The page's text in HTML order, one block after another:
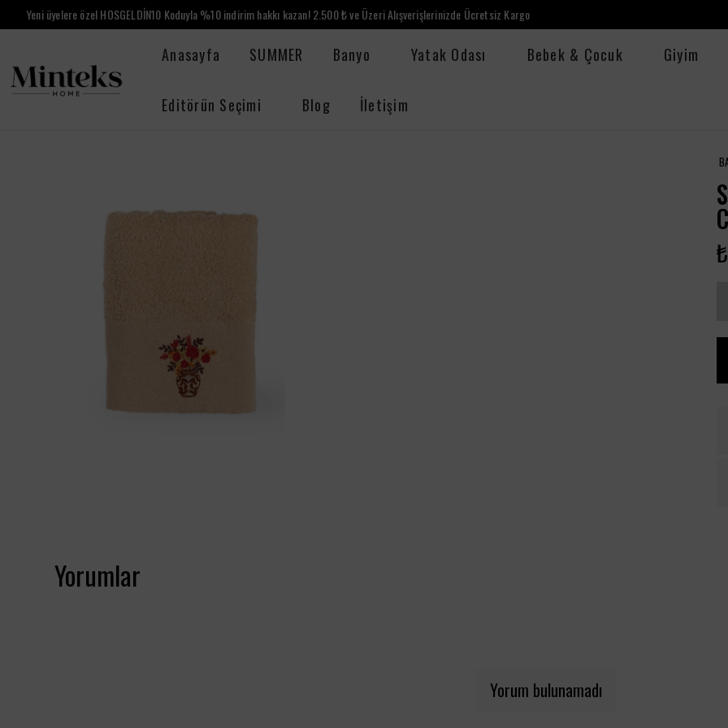
Yeni üyelere özel HOSGELDİN10 Koduyla %10 indirim hakkı kazan! 2.500 ₺ ve Üzeri Alışverişlerinizde Ücretsiz Kargo
Anasayfa SUMMER Banyo Yatak Odası Bebek & Çocuk Giyim
Editörün Seçimi Blog İletişim
Yorumlar
Yorum bulunamadı